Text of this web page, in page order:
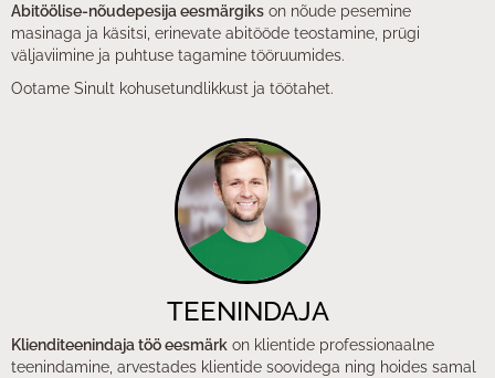
Abitöölise-nõudepesija eesmärgiks on nõude pesemine
masinaga ja käsitsi, erinevate abitööde teostamine, prügi
väljaviimine ja puhtuse tagamine tööruumides.
Ootame Sinult kohusetundlikkust ja töötahet.
TEENINDAJA
Klienditeenindaja töö eesmärk on klientide professionaalne
teenindamine, arvestades klientide soovidega ning hoides samal